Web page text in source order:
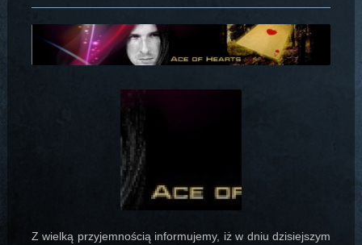
Z wielką przyjemnością informujemy, iż w dniu dzisiejszym